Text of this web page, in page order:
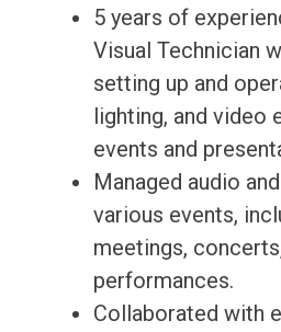
5 years of
Visual Technician
setting up and
lighting, and video
events and
Managed audio
various events,
meetings,
performances.
Collaborated with